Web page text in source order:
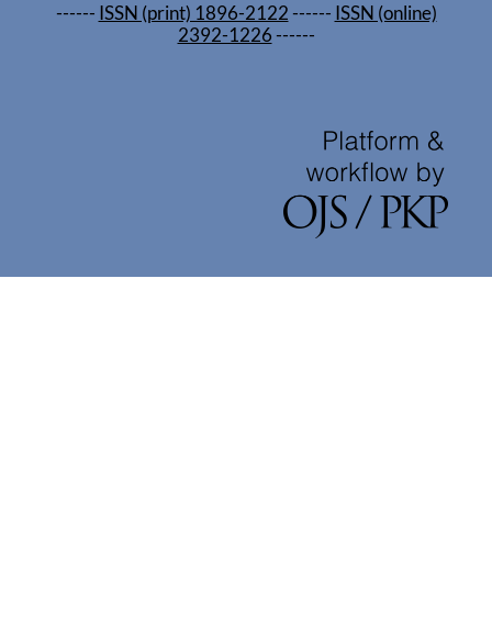
------ ISSN (print) 1896-2122------ ISSN (online)
2392-1226------